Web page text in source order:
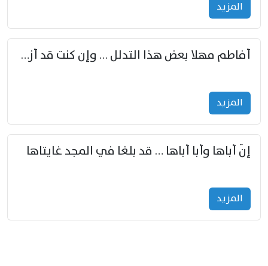
المزید
أفاطم مهلا بعض هذا التدلل … وإن كنت قد أزمعت صرمي فأجملي
المزید
إنّ أباها وأبا أباها … قد بلغا في المجد غايتاها
المزید